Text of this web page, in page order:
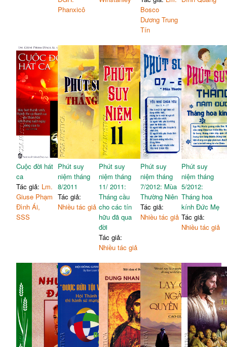
Phanxicô
Bosco
Dương Trung
Tín
Cuộc đời hát
ca
Tác giả: Lm.
Giuse Phạm
Đình Ái,
SSS
Phút suy
niệm tháng
8/2011
Tác giả:
Nhiều tác giả
Phút suy
niệm tháng
11/ 2011:
Tháng cầu
cho các tín
hữu đã qua
đời
Tác giả:
Nhiều tác giả
Phút suy
niệm tháng
7/2012: Mùa
Thường Niên
Tác giả:
Nhiều tác giả
Phút suy
niệm tháng
5/2012:
Tháng hoa
kính Đức Mẹ
Tác giả:
Nhiều tác giả